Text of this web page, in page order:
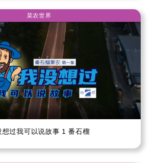
菜农世界
想过我可以说故事 1 番石榴